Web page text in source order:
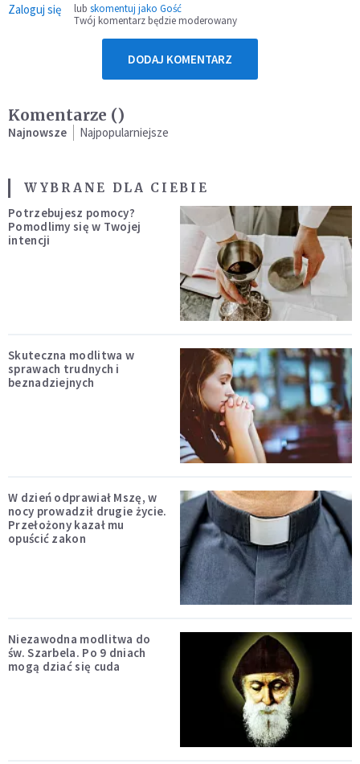
Zaloguj się lub skomentuj jako Gość
Twój komentarz będzie moderowany
DODAJ KOMENTARZ
Komentarze ()
Najnowsze Najpopularniejsze
WYBRANE DLA CIEBIE
Potrzebujesz pomocy?
Pomodlimy się w Twojej
intencji
Skuteczna modlitwa w
sprawach trudnych i
beznadziejnych
W dzień odprawiał Mszę, w
nocy prowadził drugie życie.
Przełożony kazał mu
opuścić zakon
Niezawodna modlitwa do
św. Szarbela. Po 9 dniach
mogą dziać się cuda